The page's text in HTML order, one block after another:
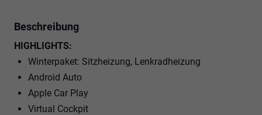
Beschreibung
HIGHLIGHTS:
Winterpaket: Sitzheizung, Lenkradheizung
Android Auto
Apple Car Play
Virtual Cockpit